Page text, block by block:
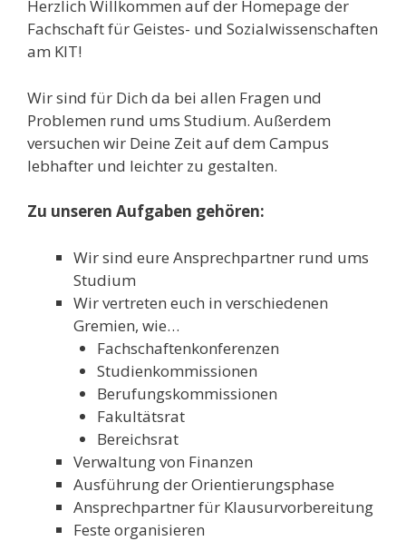
Herzlich Willkommen auf der Homepage der
Fachschaft für Geistes- und Sozialwissenschaften
am KIT!
Wir sind für Dich da bei allen Fragen und
Problemen rund ums Studium. Außerdem
versuchen wir Deine Zeit auf dem Campus
lebhafter und leichter zu gestalten.
Zu unseren Aufgaben gehören:
Wir sind eure Ansprechpartner rund ums
Studium
Wir vertreten euch in verschiedenen
Gremien, wie…
Fachschaftenkonferenzen
Studienkommissionen
Berufungskommissionen
Fakultätsrat
Bereichsrat
Verwaltung von Finanzen
Ausführung der Orientierungsphase
Ansprechpartner für Klausurvorbereitung
Feste organisieren